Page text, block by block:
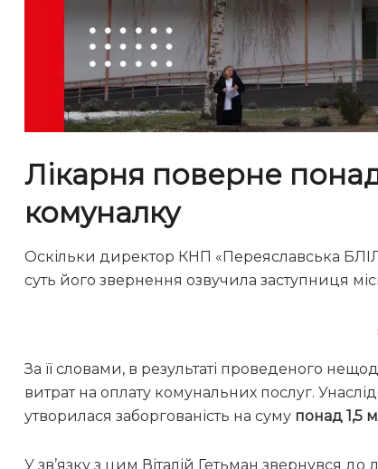
Лікарня поверне
комуналку
Оскільки директор КНП «Переяславська
суть його звернення озвучила заступниця
За її словами, в результаті проведеного
витрат на оплату комунальних послуг.
утворилася заборгованість на суму понад 1,5
У зв’язку з цим Віталій Гетьман звернувся